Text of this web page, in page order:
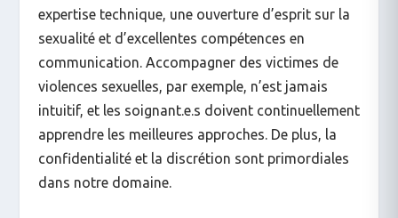
expertise technique, une ouverture d’esprit sur la
sexualité et d’excellentes compétences en
communication. Accompagner des victimes de
violences sexuelles, par exemple, n’est jamais
intuitif, et les soignant.e.s doivent continuellement
apprendre les meilleures approches. De plus, la
confidentialité et la discrétion sont primordiales
dans notre domaine.